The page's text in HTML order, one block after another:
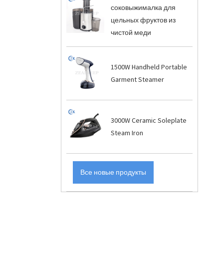
соковыжималка для
цельных фруктов из
чистой меди
1500W Handheld Portable
Garment Steamer
3000W Ceramic Soleplate
Steam Iron
Все новые продукты